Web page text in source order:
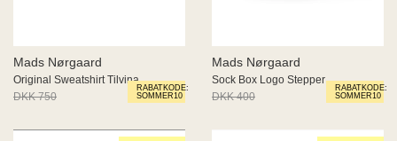
RABATKODE:
SOMMER10
Mads Nørgaard
Original Sweatshirt Tilvina
DKK 750
DKK 525
RABATKODE:
SOMMER10
Mads Nørgaard
Sock Box Logo Stepper
DKK 400
DKK 280